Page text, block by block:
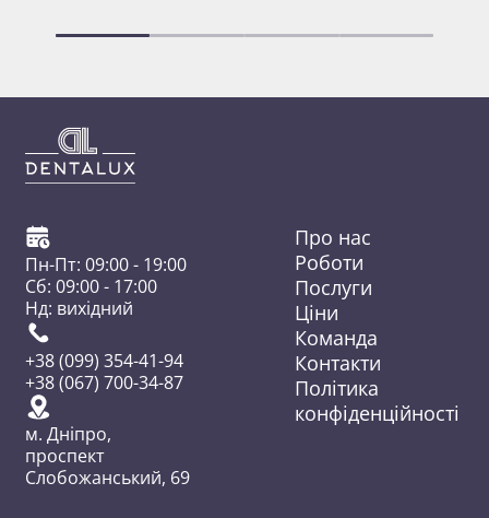
Про нас
Роботи
Послуги
Ціни
Команда
Контакти
Політика
конфіденційності
Пн-Пт: 09:00 - 19:00
Сб: 09:00 - 17:00
Нд: вихідний
+38 (099) 354-41-94
+38 (067) 700-34-87
м. Дніпро,
проспект
Слобожанський, 69